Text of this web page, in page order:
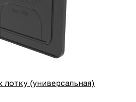
лотку (универсальная)